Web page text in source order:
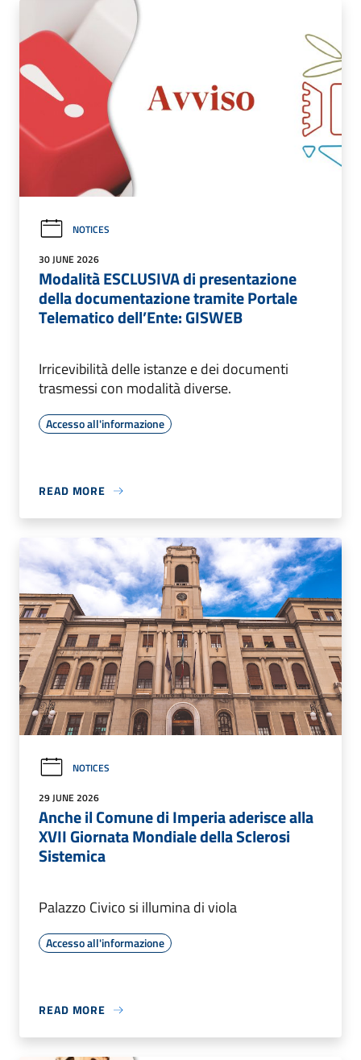
NOTICES
30 JUNE 2026
Modalità ESCLUSIVA di presentazione
della documentazione tramite Portale
Telematico dell’Ente: GISWEB
Irricevibilità delle istanze e dei documenti
trasmessi con modalità diverse.
Accesso all'informazione
READ MORE
NOTICES
29 JUNE 2026
Anche il Comune di Imperia aderisce alla
XVII Giornata Mondiale della Sclerosi
Sistemica
Palazzo Civico si illumina di viola
Accesso all'informazione
READ MORE